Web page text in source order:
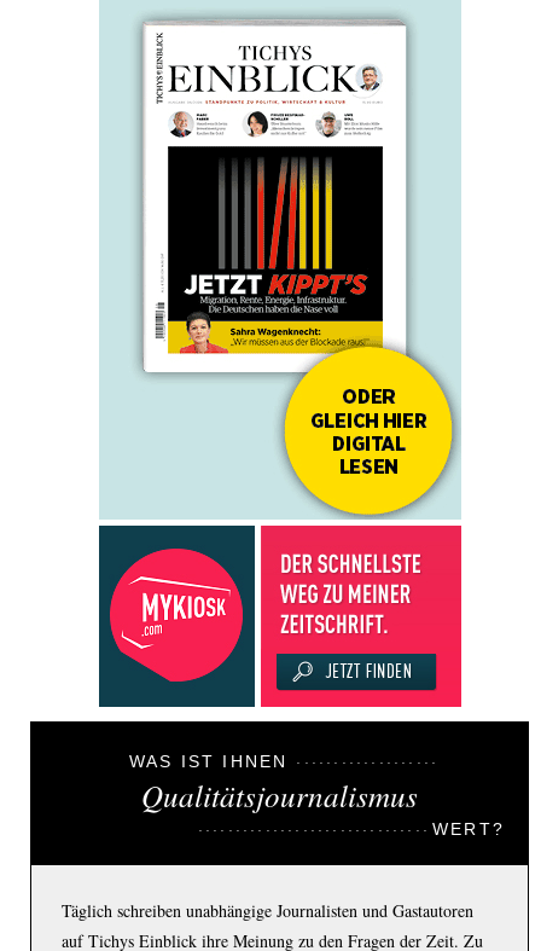
WAS IST IHNEN
Qualitätsjournalismus
WERT?
Täglich schreiben unabhängige Journalisten und Gastautoren
auf Tichys Einblick ihre Meinung zu den Fragen der Zeit. Zu